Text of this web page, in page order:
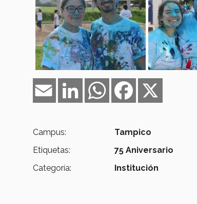
Facebook
WhatsApp
LinkedIn
Email
Campus:
Tampico
Etiquetas:
75 Aniversario
Categoría:
Institución